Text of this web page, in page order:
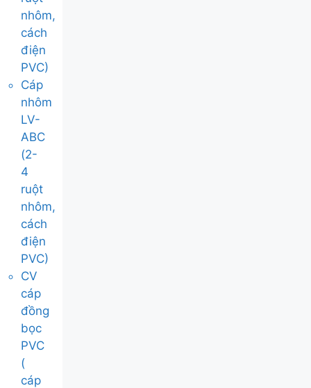
nhôm,
cách
điện
PVC)
Cáp
nhôm
LV-
ABC
(2-
4
ruột
nhôm,
cách
điện
PVC)
CV
cáp
đồng
bọc
PVC
(
cáp